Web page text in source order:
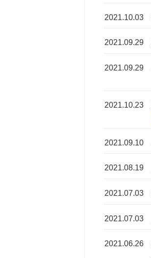
2021.10.03
2021.09.29
2021.09.29
2021.10.23
2021.09.10
2021.08.19
2021.07.03
2021.07.03
2021.06.26